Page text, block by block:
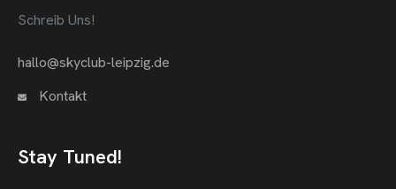
Schreib Uns!
hallo@skyclub-leipzig.de
Kontakt
Stay Tuned!